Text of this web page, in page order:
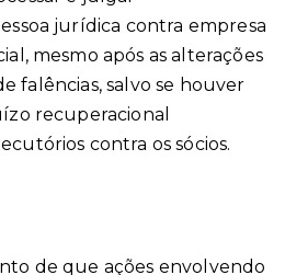
jurídica contra empresa
mesmo após as alterações
falências, salvo se houver
recuperacional
contra os sócios.
de que ações envolvendo